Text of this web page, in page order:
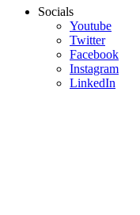
Socials
Youtube
Twitter
Facebook
Instagram
LinkedIn